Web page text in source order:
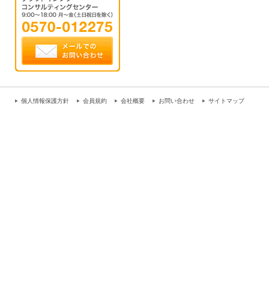
個人情報保護方針 会員規約 会社概要 お問い合わせ サイトマップ